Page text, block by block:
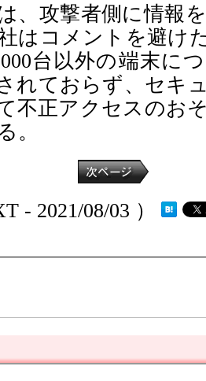
、攻撃者側に情報
はコメントを避け
台以外の端末に
れておらず、セキ
不正アクセスのお
。
- 2021/08/03 ）